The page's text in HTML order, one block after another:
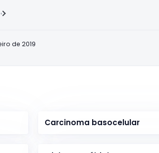
de 2019
Carcinoma basocelular